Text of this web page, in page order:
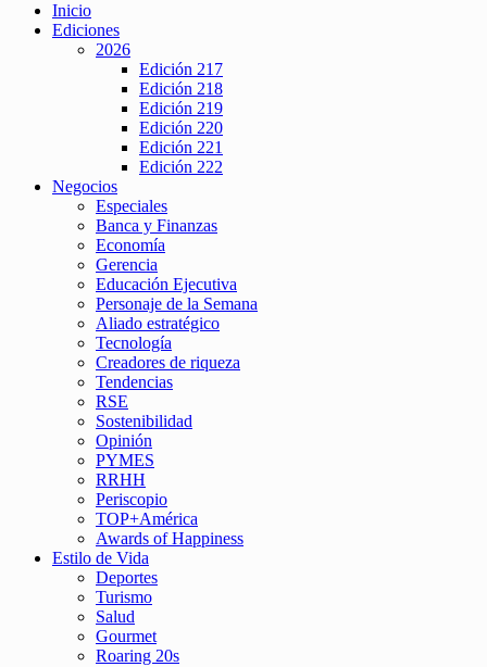
Inicio
Ediciones
2026
Edición 217
Edición 218
Edición 219
Edición 220
Edición 221
Edición 222
Negocios
Especiales
Banca y Finanzas
Economía
Gerencia
Educación Ejecutiva
Personaje de la Semana
Aliado estratégico
Tecnología
Creadores de riqueza
Tendencias
RSE
Sostenibilidad
Opinión
PYMES
RRHH
Periscopio
TOP+América
Awards of Happiness
Estilo de Vida
Deportes
Turismo
Salud
Gourmet
Roaring 20s